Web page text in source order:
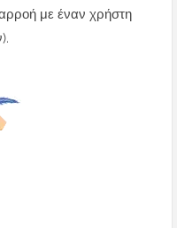
με έναν χρήστη